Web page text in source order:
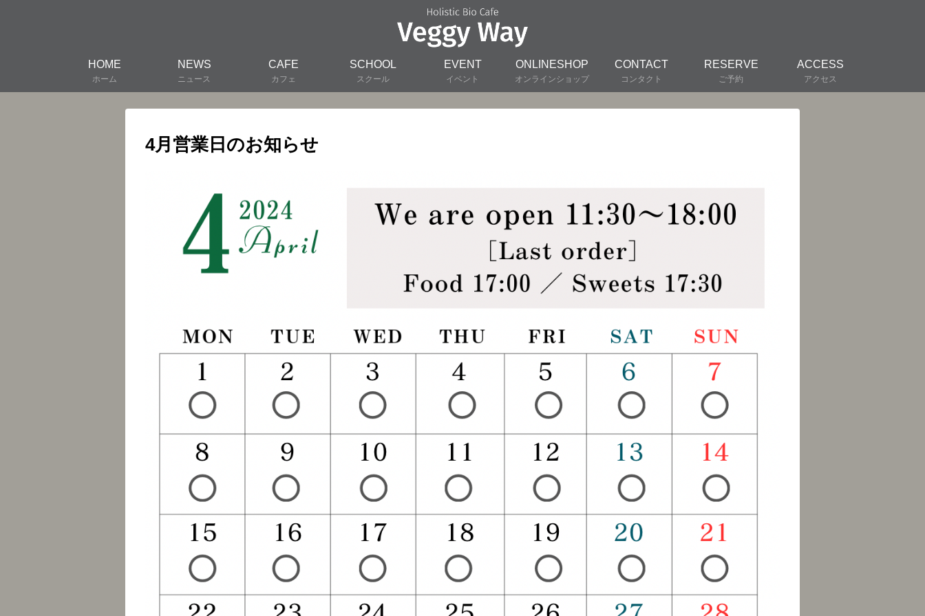
HOME
ホーム
NEWS
ニュース
CAFE
カフェ
SCHOOL
スクール
EVENT
イベント
ONLINESHOP
オンラインショップ
CONTACT
コンタクト
RESERVE
ご予約
ACCESS
アクセス
4月営業日のお知らせ